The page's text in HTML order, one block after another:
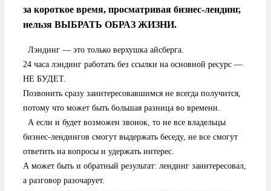
за короткое время, просматривая бизнес-лендинг,
нельзя ВЫБРАТЬ ОБРАЗ ЖИЗНИ.
Лэндинг — это только верхушка айсберга.
24 часа лэндинг работать без ссылки на основной ресурс —
НЕ БУДЕТ.
Позвонить сразу заинтересовавшимся не всегда получится,
потому что может быть большая разница во времени.
А если и будет возможен звонок, то не все владельцы
бизнес-лендингов смогут выдержать беседу, не все смогут
ответить на вопросы и удержать интерес.
А может быть и обратный результат: лендинг заинтересовал,
а разговор разочарует.